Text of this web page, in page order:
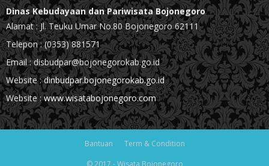
Dinas Kebudayaan dan Pariwisata Bojonegoro
Alamat : Jl. Teuku Umar No.80 Bojonegoro 62111
Telepon : (0353) 881571
Email : disbudpar@bojonegorokab.go.id
Website :dinbudpar.bojonegorokab.go.id
Website :www.wisatabojonegoro.com
Bantuan
Term & Condition
© 2017 - Wisata Bojonegoro